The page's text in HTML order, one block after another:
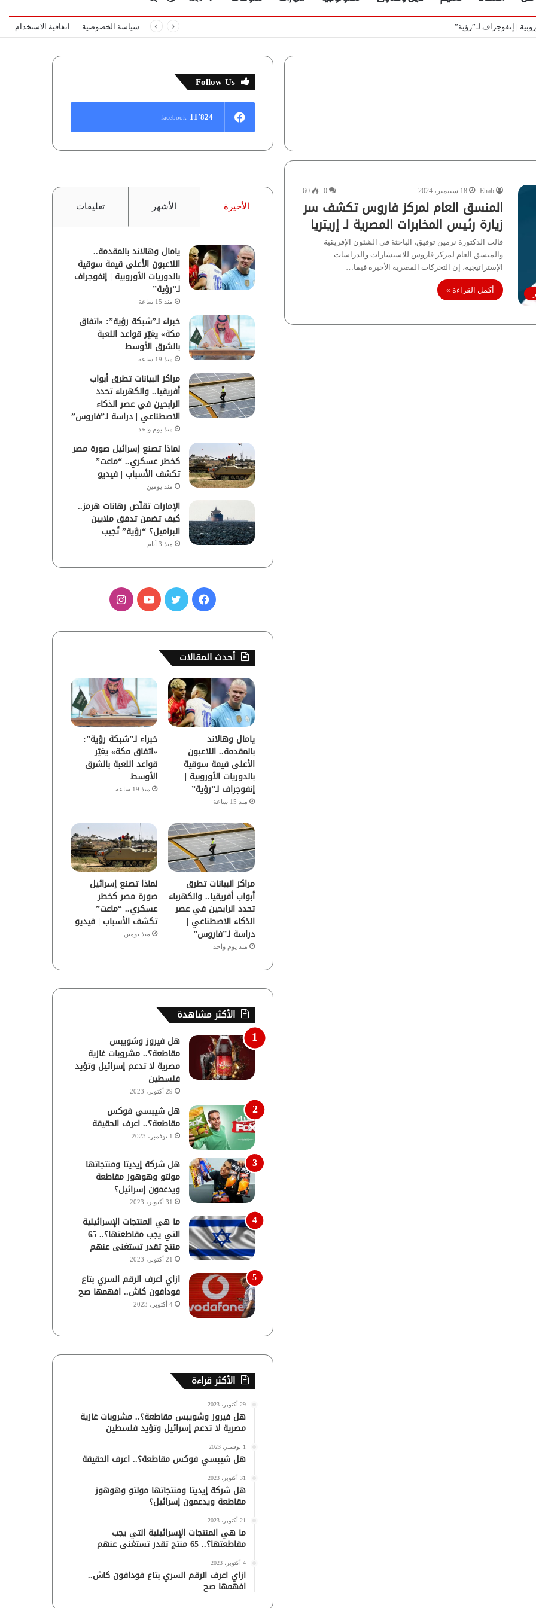
المظلم
سياسة الخصوصية اتفاقية الاستخدام
Ehab 18 سبتمبر، 2024 0
60
المنسق العام لمركز فاروس تكشف سر
زيارة رئيس المخابرات المصرية لـ إريتريا
قالت الدكتورة نرمين توفيق، الباحثة في الشئون الإفريقية
والمنسق العام لمركز فاروس للاستشارات والدراسات
الإستراتيجية، إن التحركات المصرية الأخيرة فيما…
أكمل القراءة »
Follow Us
11٬824 facebook
الأخيرة الأشهر تعليقات
يامال وهالاند بالمقدمة..
اللاعبون الأعلى قيمة سوقية
بالدوريات الأوروبية | إنفوجراف
لـ”رؤية”
منذ 15 ساعة
خبراء لـ”شبكة رؤية”: «اتفاق
مكة» يغيّر قواعد اللعبة
بالشرق الأوسط
منذ 19 ساعة
مراكز البيانات تطرق أبواب
أفريقيا.. والكهرباء تحدد
الرابحين في عصر الذكاء
الاصطناعي | دراسة لـ”فاروس”
منذ يوم واحد
لماذا تصنع إسرائيل صورة مصر
كخطر عسكري.. “ماعت”
تكشف الأسباب | فيديو
منذ يومين
الإمارات تقلّص رهانات هرمز..
كيف تضمن تدفق ملايين
البراميل؟ “رؤية” تُجيب
منذ 3 أيام
ف
س
و
ك
ي
ر
ب
ا
ق
ر
ا
م
أحدث المقالات
يامال وهالاند
بالمقدمة.. اللاعبون
الأعلى قيمة سوقية
بالدوريات الأوروبية |
إنفوجراف لـ”رؤية”
منذ 15 ساعة
خبراء لـ”شبكة رؤية”:
«اتفاق مكة» يغيّر
قواعد اللعبة بالشرق
الأوسط
منذ 19 ساعة
مراكز البيانات تطرق
أبواب أفريقيا.. والكهرباء
تحدد الرابحين في عصر
الذكاء الاصطناعي |
دراسة لـ”فاروس”
منذ يوم واحد
لماذا تصنع إسرائيل
صورة مصر كخطر
عسكري.. “ماعت”
تكشف الأسباب | فيديو
منذ يومين
الأكثر مشاهدة
هل فيروز وشويبس
مقاطعة؟.. مشروبات غازية
مصرية لا تدعم إسرائيل وتؤيد
فلسطين
29 أكتوبر، 2023
هل شيبسي فوكس
مقاطعة؟.. اعرف الحقيقة
1 نوفمبر، 2023
هل شركة إيديتا ومنتجاتها
مولتو وهوهوز مقاطعة
ويدعمون إسرائيل؟
31 أكتوبر، 2023
ما هي المنتجات الإسرائيلية
التي يجب مقاطعتها؟.. 65
منتج تقدر تستغنى عنهم
21 أكتوبر، 2023
ازاي اعرف الرقم السري بتاع
فودافون كاش.. افهمها صح
4 أكتوبر، 2023
الأكثر قراءة
29 أكتوبر، 2023
هل فيروز وشويبس مقاطعة؟.. مشروبات غازية
مصرية لا تدعم إسرائيل وتؤيد فلسطين
1 نوفمبر، 2023
هل شيبسي فوكس مقاطعة؟.. اعرف الحقيقة
31 أكتوبر، 2023
هل شركة إيديتا ومنتجاتها مولتو وهوهوز
مقاطعة ويدعمون إسرائيل؟
21 أكتوبر، 2023
ما هي المنتجات الإسرائيلية التي يجب
مقاطعتها؟.. 65 منتج تقدر تستغنى عنهم
4 أكتوبر، 2023
ازاي اعرف الرقم السري بتاع فودافون كاش..
افهمها صح